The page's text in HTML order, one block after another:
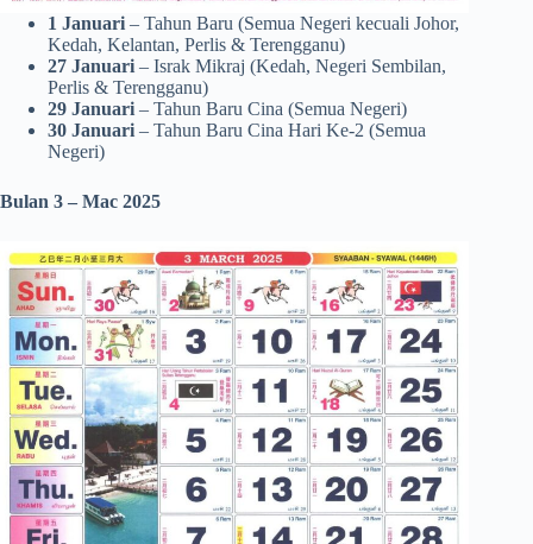
1 Januari – Tahun Baru (Semua Negeri kecuali Johor,
Kedah, Kelantan, Perlis & Terengganu)
27 Januari – Israk Mikraj (Kedah, Negeri Sembilan,
Perlis & Terengganu)
29 Januari – Tahun Baru Cina (Semua Negeri)
30 Januari – Tahun Baru Cina Hari Ke-2 (Semua
Negeri)
Bulan 3 – Mac 2025